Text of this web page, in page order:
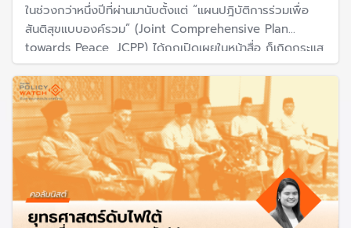
ในช่วงกว่าหนึ่งปีที่ผ่านมานับตั้งแต่ “แผนปฎิบัติการร่วมเพื่อ
สันติสุขแบบองค์รวม” (Joint Comprehensive Plan
towards Peace, JCPP) ได้ถูกเปิดเผยในหน้าสื่อ ก็เกิดกระแส
วิพากษ์วิจารณ์ถึงแนวทางการพูดคุยฯภายใต้กรอบ JCPP